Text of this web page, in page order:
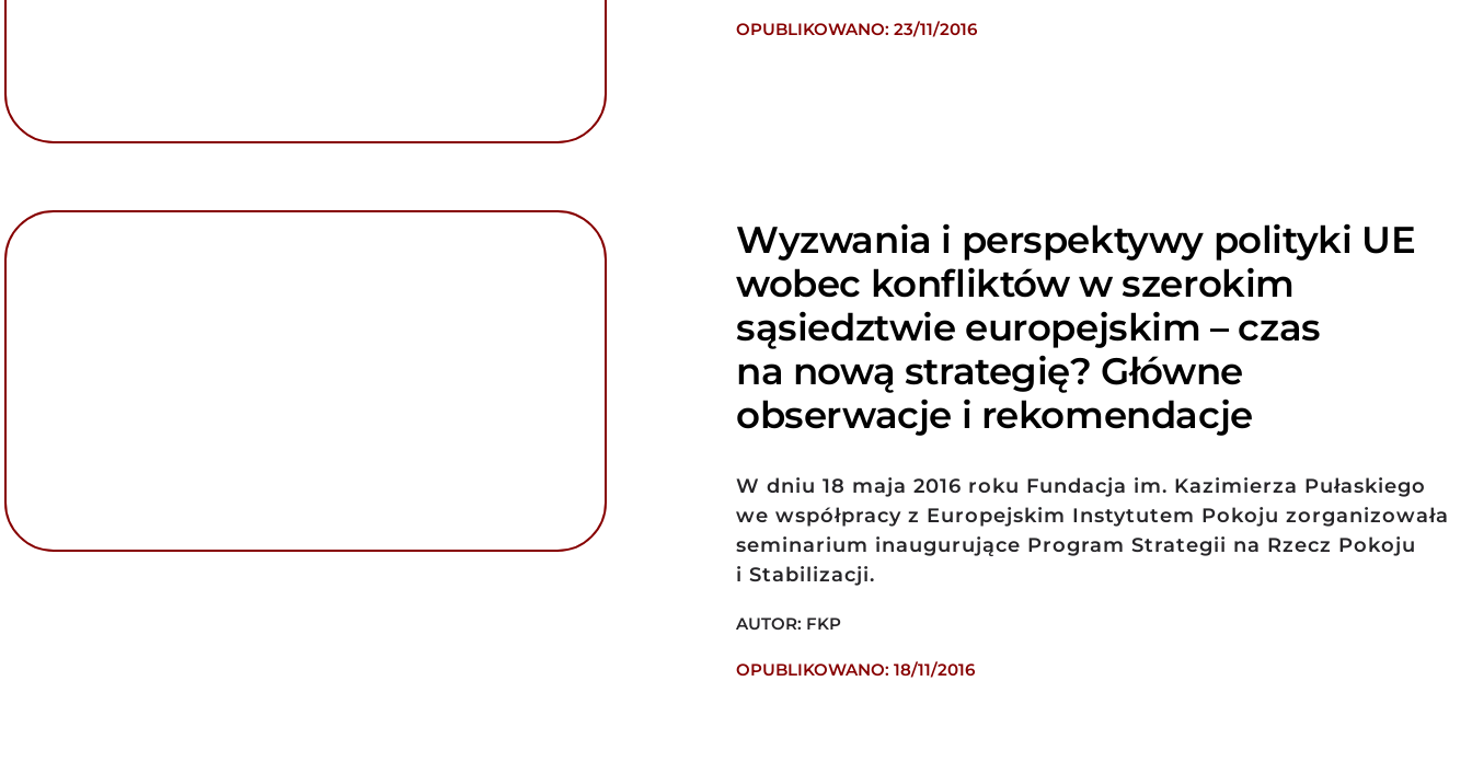
OPUBLIKOWANO: 23/11/2016
Wyzwania i perspektywy polityki UE
wobec konfliktów w szerokim
sąsiedztwie europejskim – czas
na nową strategię? Główne
obserwacje i rekomendacje
W dniu 18 maja 2016 roku Fundacja im. Kazimierza Pułaskiego
we współpracy z Europejskim Instytutem Pokoju zorganizowała
seminarium inaugurujące Program Strategii na Rzecz Pokoju
i Stabilizacji.
AUTOR: FKP
OPUBLIKOWANO: 18/11/2016